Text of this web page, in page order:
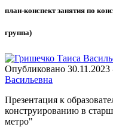
план-конспект занятия по
группа)
Опубликовано 30.11.2023
Васильевна
Презентация к
конструированию в
метро"